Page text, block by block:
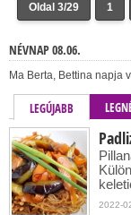
Oldal 3/29 1
NÉVNAP 08.06.
Ma Berta, Bettina napja
LEGÚJABB
2022-